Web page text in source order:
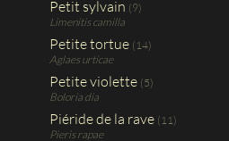
Petit sylvain (9)
Limenitis camilla
Petite tortue (14)
Aglaes urticae
Petite violette (5)
Boloria dia
Piéride de la rave (11)
Pieris rapae